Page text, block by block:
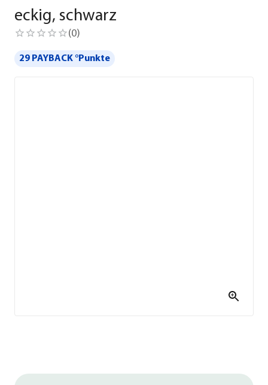
eckig, schwarz
(0)
29 PAYBACK °Punkte